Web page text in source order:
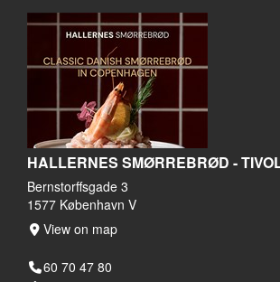
HALLERNES SMØRREBRØD -
Bernstorffsgade 3
1577 København V
View on map
60 70 47 80